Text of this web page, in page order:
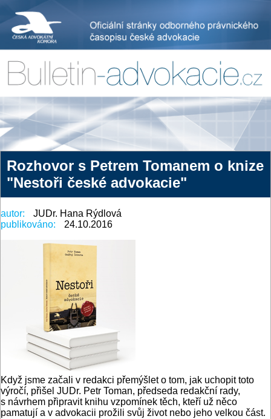
Rozhovor s Petrem Tomanem o knize
"Nestoři české advokacie"
autor:
JUDr. Hana Rýdlová
publikováno:
24.10.2016
Když jsme začali v redakci přemýšlet o tom, jak uchopit toto
výročí, přišel JUDr. Petr Toman, předseda redakční rady,
s návrhem připravit knihu vzpomínek těch, kteří už něco
pamatují a v advokacii prožili svůj život nebo jeho velkou část.